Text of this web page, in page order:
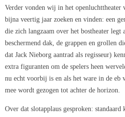
Verder vonden wij in het
bijna veertig jaar zoeken en vinden: een
die zich langzaam over het bostheater legt
beschermend dak, de grappen en grollen
dat Jack Nieborg aantrad als regisseur)
extra figuranten om de spelers heen
nu echt voorbij is en als het ware in de eb
mee wordt gezogen tot achter de horizon.
Over dat slotapplaus gesproken: